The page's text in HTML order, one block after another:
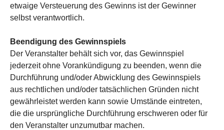
etwaige Versteuerung des Gewinns ist der Gewinner
selbst verantwortlich.
Beendigung des Gewinnspiels
Der Veranstalter behält sich vor, das Gewinnspiel
jederzeit ohne Vorankündigung zu beenden, wenn die
Durchführung und/oder Abwicklung des Gewinnspiels
aus rechtlichen und/oder tatsächlichen Gründen nicht
gewährleistet werden kann sowie Umstände eintreten,
die die ursprüngliche Durchführung erschweren oder für
den Veranstalter unzumutbar machen.